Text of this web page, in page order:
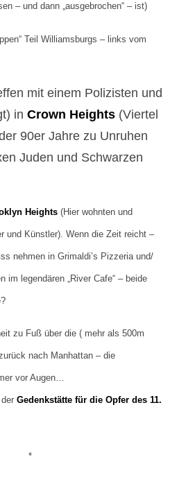
– und dann „ausgebrochen“ – ist)
Teil Williamsburgs – links vom
mit einem Polizisten und
in Crown Heights(Viertel
90er Jahre zu Unruhen
Juden und Schwarzen
Heights(Hier wohnten und
und Künstler). Wenn die Zeit reicht –
nehmen in Grimaldi’s Pizzeria und/
im legendären „River Cafe“ – beide
zu Fuß über die ( mehr als 500m
nach Manhattan – die
vor Augen…
Gedenkstätte für die Opfer des 11.
*